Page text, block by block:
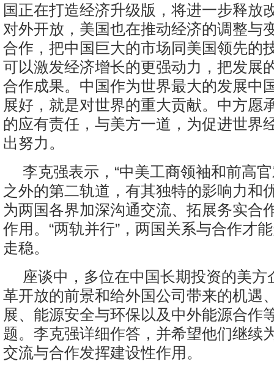
国正在打造经济升级版，将进一步释放
对外开放，美国也在推动经济的调整与
合作，把中国巨大的市场同美国领先的
可以激发经济增长的更强动力，把发展
合作成果。中国作为世界最大的发展中
展好，就是对世界的重大贡献。中方愿
的应有责任，与美方一道，为促进世界
出努力。
李克强表示，“中美工商领袖和前高
之外的第二轨道，有其独特的影响力和
为两国各界加深沟通交流、拓展务实合
作用。“两轨并行”，两国关系与合作才
走稳。
座谈中，多位在中国长期投资的美方
革开放的前景和给外国公司带来的机遇
展、能源安全与环保以及中外能源合作
题。李克强详细作答，并希望他们继续
交流与合作发挥建设性作用。